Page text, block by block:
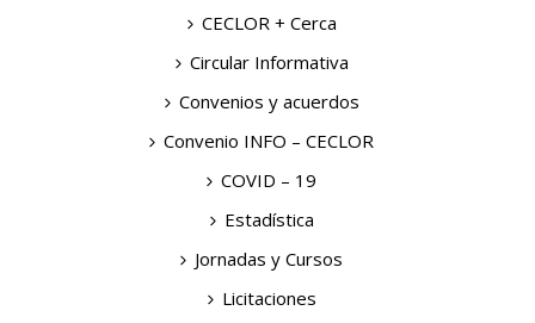
CECLOR + Cerca
Circular Informativa
Convenios y acuerdos
Convenio INFO – CECLOR
COVID – 19
Estadística
Jornadas y Cursos
Licitaciones